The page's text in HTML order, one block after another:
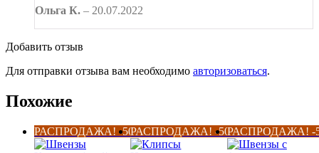
Ольга К. – 20.07.2022
Добавить отзыв
Для отправки отзыва вам необходимо авторизоваться.
Похожие
РАСПРОДАЖА! -50%РАСПРОДАЖА! -50%РАСПРОДАЖА! -